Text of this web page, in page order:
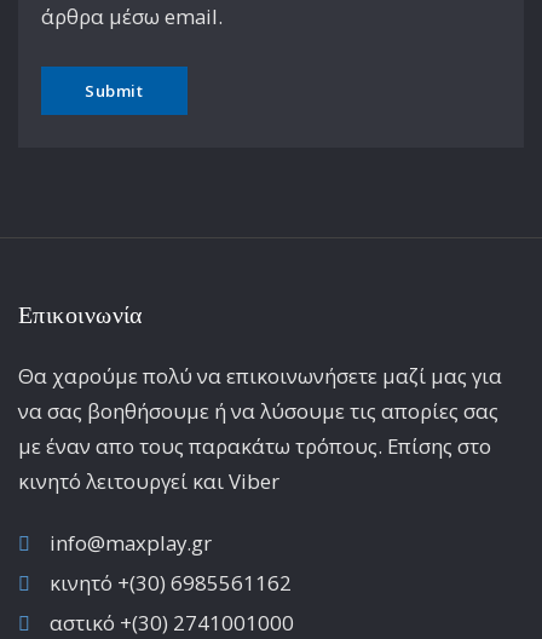
άρθρα μέσω email.
Επικοινωνία
Θα χαρούμε πολύ να επικοινωνήσετε μαζί μας για
να σας βοηθήσουμε ή να λύσουμε τις απορίες σας
με έναν απο τους παρακάτω τρόπους. Επίσης στο
κινητό λειτoυργεί και Viber
info@maxplay.gr
κινητό +(30) 6985561162
αστικό +(30) 2741001000